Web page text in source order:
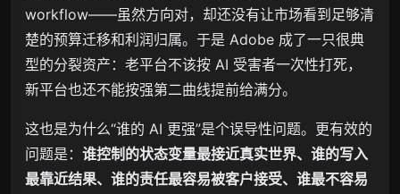
workflow——虽然方向对，却还没有让市场看到足够清
楚的预算迁移和利润归属。于是 Adobe 成了一只很典
型的分裂资产：老平台不该按 AI 受害者一次性打死，
新平台也还不能按强第二曲线提前给满分。
这也是为什么“谁的 AI 更强”是个误导性问题。更有效的
问题是： 谁控制的状态变量最接近真实世界、谁的写入
最靠近结果、谁的责任最容易被客户接受、谁最不容易